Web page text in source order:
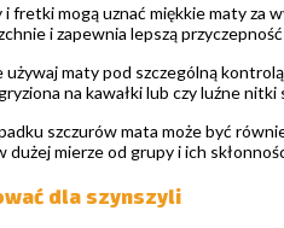
i fretki mogą uznać miękkie maty za
i zapewnia lepszą przyczepność
używaj maty pod szczególną
na kawałki lub czy luźne nitki
szczurów mata może być
dużej mierze od grupy i ich
dla szynszyli